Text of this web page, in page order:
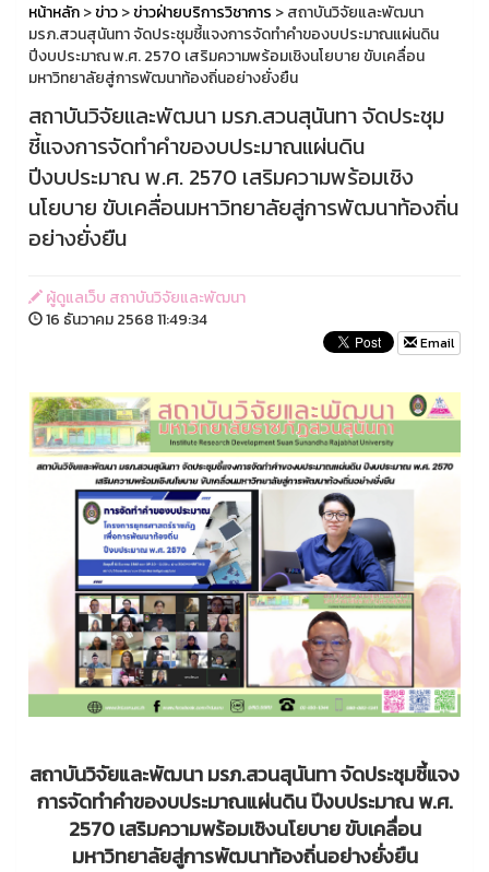
หน้าหลัก>ข่าว>ข่าวฝ่ายบริการวิชาการ > สถาบันวิจัยและพัฒนา
มรภ.สวนสุนันทา จัดประชุมชี้แจงการจัดทำคำของบประมาณแผ่นดิน
ปีงบประมาณ พ.ศ. 2570 เสริมความพร้อมเชิงนโยบาย ขับเคลื่อน
มหาวิทยาลัยสู่การพัฒนาท้องถิ่นอย่างยั่งยืน
สถาบันวิจัยและพัฒนา มรภ.สวนสุนันทา จัดประชุม
ชี้แจงการจัดทำคำของบประมาณแผ่นดิน
ปีงบประมาณ พ.ศ. 2570 เสริมความพร้อมเชิง
นโยบาย ขับเคลื่อนมหาวิทยาลัยสู่การพัฒนาท้องถิ่น
อย่างยั่งยืน
ผู้ดูแลเว็บ สถาบันวิจัยและพัฒนา
16 ธันวาคม 2568 11:49:34
Email
สถาบันวิจัยและพัฒนา มรภ.สวนสุนันทา จัดประชุมชี้แจง
การจัดทำคำของบประมาณแผ่นดิน ปีงบประมาณ พ.ศ.
2570 เสริมความพร้อมเชิงนโยบาย ขับเคลื่อน
มหาวิทยาลัยสู่การพัฒนาท้องถิ่นอย่างยั่งยืน